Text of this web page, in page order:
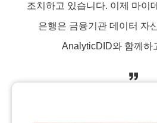
조치하고 있습니다. 이제 마이
은행은 금융기관 데이터 자
AnalyticDID와 함께하